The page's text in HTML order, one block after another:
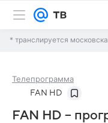
* транслируется
Телепрограмма
FAN HD
FAN HD –